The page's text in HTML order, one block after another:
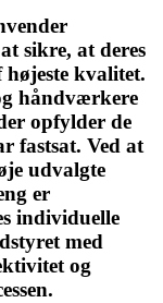
sikre, at deres
højeste kvalitet.
håndværkere
opfylder de
fastsat. Ved at
udvalgte
er
individuelle
med
og